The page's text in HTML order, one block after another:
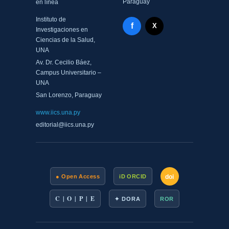
en línea
Instituto de
Investigaciones en
Ciencias de la Salud,
UNA
Av. Dr. Cecilio Báez,
Campus Universitario –
UNA
San Lorenzo, Paraguay
www.iics.una.py
editorial@iics.una.py
Facebook - Memorias del
f X Twitter - MIICS UNA
X
● Open Access iD ORCID doi
C | O | P | E ✦ DORA ROR